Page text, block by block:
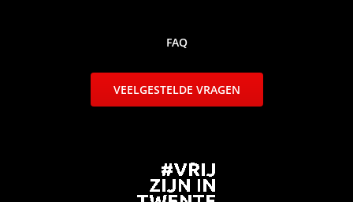
FAQ
VEELGESTELDE VRAGEN